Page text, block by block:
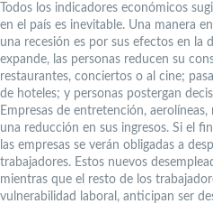
Todos los indicadores económicos
en el país es inevitable. Una manera
una recesión es por sus efectos en la
expande, las personas reducen su
restaurantes, conciertos o al cine;
de hoteles; y personas postergan
Empresas de entretención,
una reducción en sus ingresos. Si el
las empresas se verán obligadas a
trabajadores. Estos nuevos
mientras que el resto de los
vulnerabilidad laboral, anticipan ser